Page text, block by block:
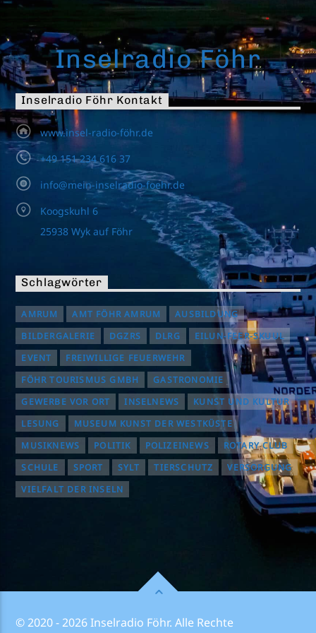
Musikalisch durch den Abend mit dem Inselradio Föhr.
Mehr Informationen
Inselradio Föhr
Inselradio Föhr Kontakt
www.insel-radio-föhr.de
+49 151 234 616 37
info@mein-inselradio-foehr.de
Koogskuhl 6
25938 Wyk auf Föhr
Schlagwörter
AMRUM AMT FÖHR AMRUM
AUSBILDUNG
BILDERGALERIE
DGZRS DLRG
EILUN-FEER-SKUUL
EVENT
FREIWILLIGE FEUERWEHR
FÖHR TOURISMUS GMBH
GASTRONOMIE
GEWERBE VOR ORT
INSELNEWS
KUNST UND KULTUR
LESUNG
MUSEUM KUNST DER WESTKÜSTE
MUSIKNEWS
POLITIK POLIZEINEWS
ROTARY CLUB
SCHULE
SPORT SYLT TIERSCHUTZ
VERSORGUNG
VIELFALT DER INSELN
© 2020 - 2026 Inselradio Föhr. Alle Rechte